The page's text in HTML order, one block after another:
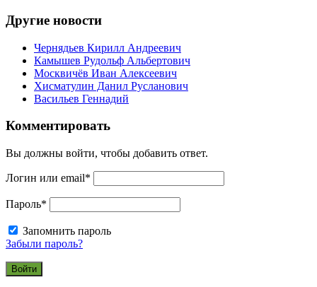
Другие новости
Чернядьев Кирилл Андреевич
Камышев Рудольф Альбертович
Москвичёв Иван Алексеевич
Хисматулин Данил Русланович
Васильев Геннадий
Комментировать
Вы должны войти, чтобы добавить ответ.
Логин или email*
Пароль*
Запомнить пароль
Забыли пароль?